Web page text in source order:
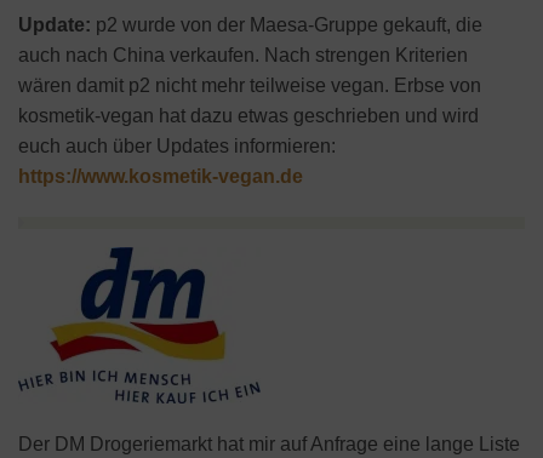
Update: p2 wurde von der Maesa-Gruppe gekauft, die
auch nach China verkaufen. Nach strengen Kriterien
wären damit p2 nicht mehr teilweise vegan. Erbse von
kosmetik-vegan hat dazu etwas geschrieben und wird
euch auch über Updates informieren:
https://www.kosmetik-vegan.de
Der DM Drogeriemarkt hat mir auf Anfrage eine lange Liste